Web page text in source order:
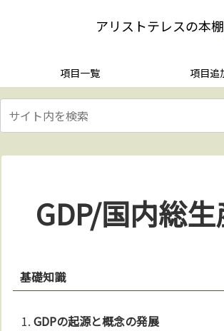
アリストテレスの本棚
項目一覧 項目追
GDP/国内総
基礎知識
GDPの起源と概念の発展